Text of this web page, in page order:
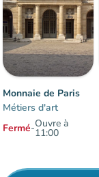
Monnaie de Paris
Métiers d'art
Fermé-Ouvre à
11:00